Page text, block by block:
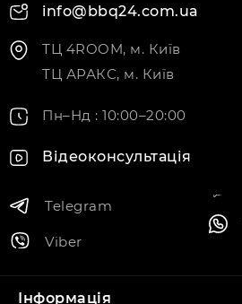
info@bbq24.com.ua
ТЦ 4ROOM, м. Київ
ТЦ АРАКС, м. Київ
Пн–Нд : 10:00–20:00
Відеоконсультація
Telegram
Viber
Інформація